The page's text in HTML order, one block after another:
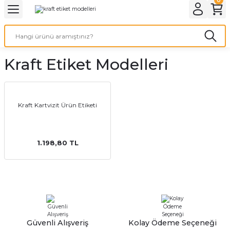
Geri Dön
Geri Dön
Geri Dön
Geri Dön
Ürünleri
Geri Dön
Geri Dön
Geri Dön
Kraft Etiket Modelleri
Kraft Kartvizit Ürün Etiketi
1.198,80 TL
Güvenli Alışveriş Kolay Ödeme Seçeneği